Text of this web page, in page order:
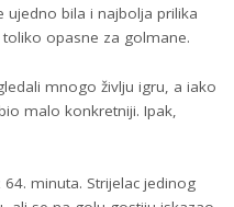
ujedno bila i najbolja prilika
opasne za golmane.
mnogo življu igru, a iako
malo konkretniji. Ipak,
minuta. Strijelac jedinog